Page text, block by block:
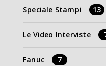
Speciale Stampi 13
Le Video Interviste
Fanuc 7